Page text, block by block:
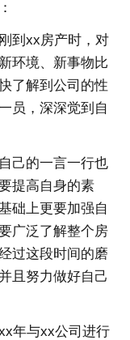
到xx房产时，对
环境、新事物比
了解到公司的性
员，深深觉到自
己的一言一行也
提高自身的素
础上更要加强自
广泛了解整个房
过这段时间的磨
且努力做好自己
年与xx公司进行